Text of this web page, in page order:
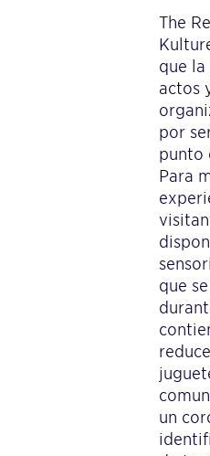
The
que
actos
por
punto
Para
que
un